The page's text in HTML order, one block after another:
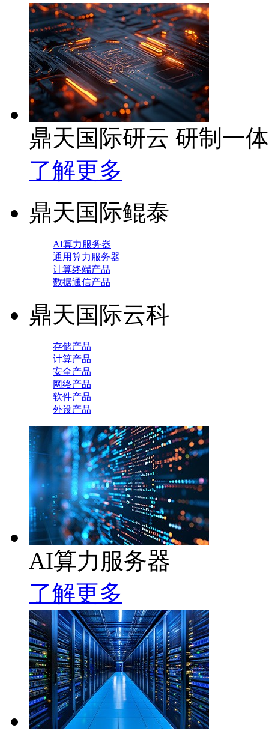
鼎天国际研云 研制一
了解更多
鼎天国际鲲泰
AI算力服务器
通用算力服务器
计算终端产品
数据通信产品
鼎天国际云科
存储产品
计算产品
安全产品
网络产品
软件产品
外设产品
AI算力服务器
了解更多